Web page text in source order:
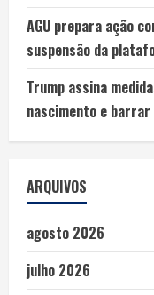
AGU prepara ação
suspensão da
Trump assina
nascimento e
ARQUIVOS
agosto 2026
julho 2026